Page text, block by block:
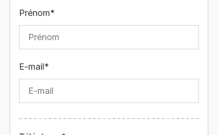
Prénom*
E-mail*